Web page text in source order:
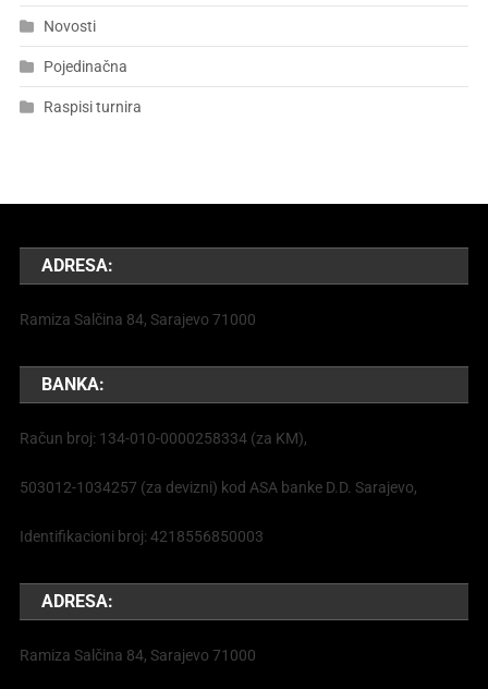
Novosti
Pojedinačna
Raspisi turnira
ADRESA:
Ramiza Salčina 84, Sarajevo 71000
BANKA:
Račun broj: 134-010-0000258334 (za KM),
503012-1034257 (za devizni) kod ASA banke D.D. Sarajevo,
Identifikacioni broj: 4218556850003
ADRESA:
Ramiza Salčina 84, Sarajevo 71000